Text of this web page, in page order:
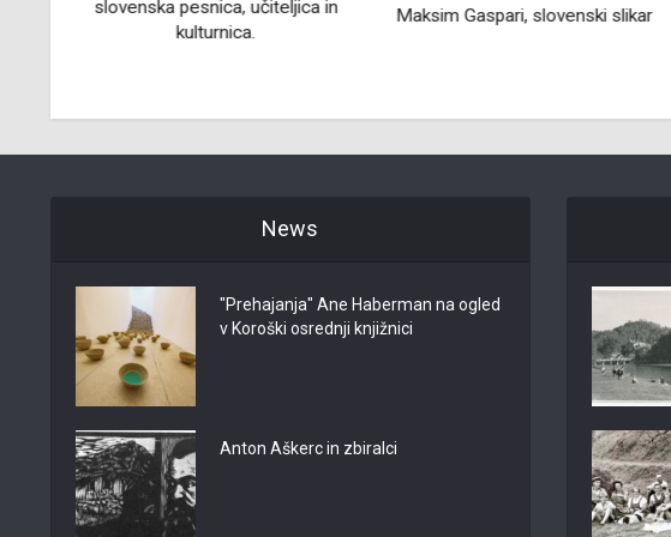
slovenska pesnica, učiteljica in
kulturnica.
Maksim Gaspari, slovenski slikar
News
"Prehajanja" Ane Haberman na ogled
v Koroški osrednji knjižnici
Anton Aškerc in zbiralci